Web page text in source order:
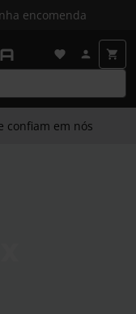
encomenda
dos 50€
confiam em nós